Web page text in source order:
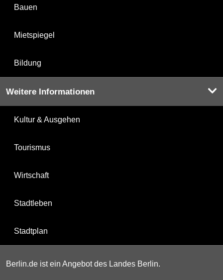
Bauen
Mietspiegel
Bildung
Weitere Informationen
Kultur & Ausgehen
Tourismus
Wirtschaft
Stadtleben
Stadtplan
Berlin.de ist ein Angebot des Landes Berlin.